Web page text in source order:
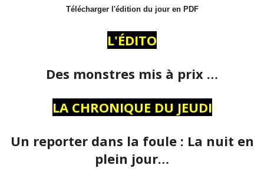
Télécharger l'édition du jour en PDF
L'ÉDITO
Des monstres mis à prix …
LA CHRONIQUE DU JEUDI
Un reporter dans la foule : La nuit en
plein jour…